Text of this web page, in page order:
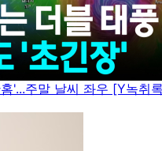
'...주말 날씨 좌우 [Y녹취